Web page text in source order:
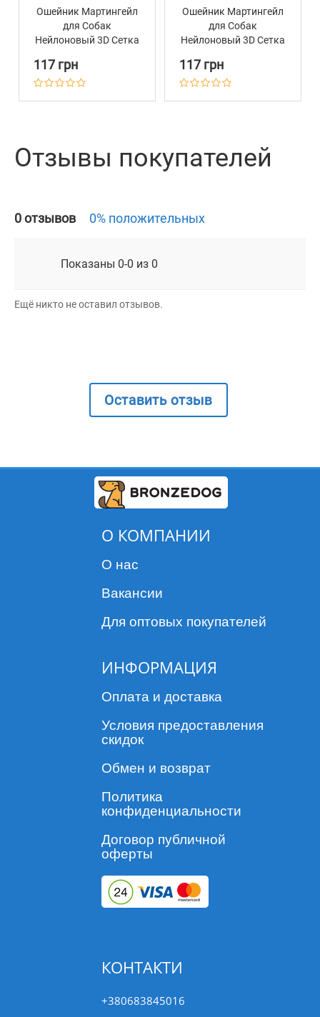
Ошейник Мартингейл
для Собак
Нейлоновый 3D Сетка
Оранжевый
117 грн
Ошейник Мартингейл
для Собак
Нейлоновый 3D Сетка
Салатовый
117 грн
Отзывы покупателей
0 отзывов 0% положительных
Показаны 0-0 из 0
Ещё никто не оставил отзывов.
Оставить отзыв
О КОМПАНИИ
О нас
Вакансии
Для оптовых покупателей
ИНФОРМАЦИЯ
Оплата и доставка
Условия предоставления
скидок
Обмен и возврат
Политика
конфиденциальности
Договор публичной
оферты
КОНТАКТИ
+380683845016